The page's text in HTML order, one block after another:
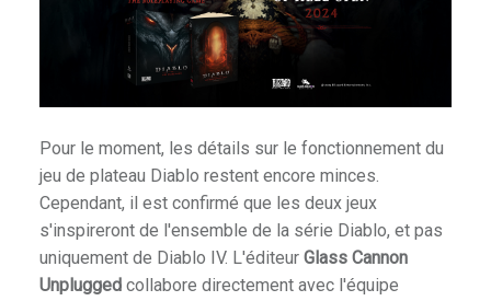
Pour le moment, les détails sur le fonctionnement du
jeu de plateau Diablo restent encore minces.
Cependant, il est confirmé que les deux jeux
s'inspireront de l'ensemble de la série Diablo, et pas
uniquement de Diablo IV. L'éditeur Glass Cannon
Unpluggedcollabore directement avec l'équipe